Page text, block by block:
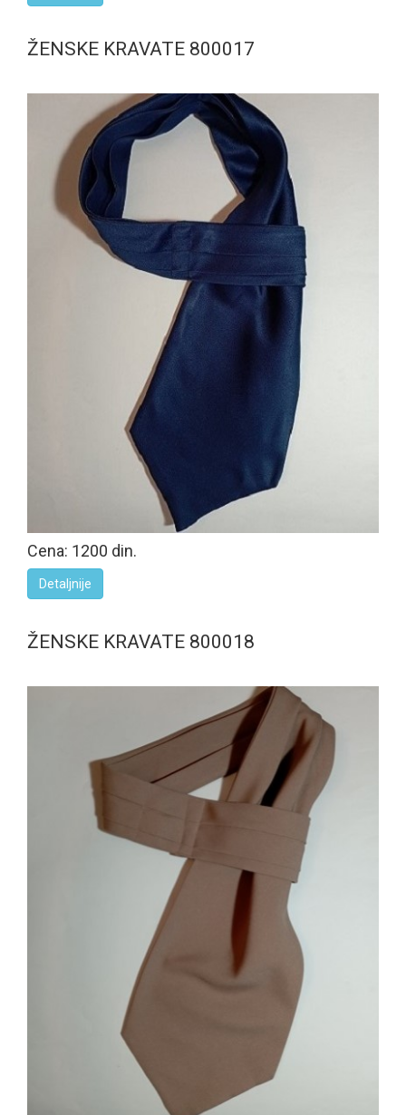
ŽENSKE KRAVATE 800017
Cena: 1200 din.
Detaljnije
ŽENSKE KRAVATE 800018